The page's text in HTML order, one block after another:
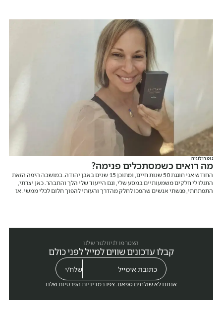
נומרולוגיה
מה רואים כשמסתכלים פנימה?
החודש אני חוגגת 50 שנות חיים, ומתוכן 15 שנים באבן יהודה. במושבה היפה הזאת
התגלו לי חלקים משמעותיים במסע שלי, וגם הייעוד שלי הלך והתבהר. כאן יצרתי,
התפתחתי, פגשתי אנשים שהפכו לחלק מהדרך והעזתי להפוך חלום לכלי ממשי. אז
הצטרפו לניוזלטר שלנו
קבלו עדכונים שווים למייל לפני כולם
אנחנו לא שולחים ספאם. צפובמדיניות הפרטיות שלנו